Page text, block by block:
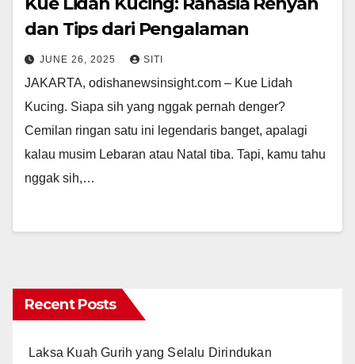
dan Tips dari Pengalaman
JUNE 26, 2025 SITI
JAKARTA, odishanewsinsight.com – Kue Lidah
Kucing. Siapa sih yang nggak pernah denger?
Cemilan ringan satu ini legendaris banget, apalagi
kalau musim Lebaran atau Natal tiba. Tapi, kamu tahu
nggak sih,…
Recent Posts
Laksa Kuah Gurih yang Selalu Dirindukan